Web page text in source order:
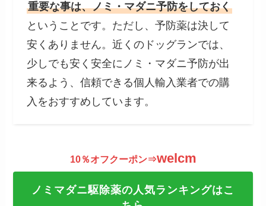
重要な事は、ノミ・マダニ予防をしておく
ということです。ただし、予防薬は決して
安くありません。近くのドッグランでは、
少しでも安く安全にノミ・マダニ予防が出
来るよう、信頼できる個人輸入業者での購
入をおすすめしています。
10％オフクーポン⇒welcm
ノミマダニ駆除薬の人気ランキングはこ